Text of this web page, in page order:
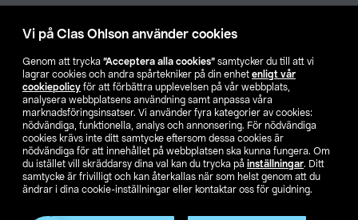
Vi på Clas Ohlson använder cookies
Genom att trycka ”Acceptera alla cookies” samtycker du till att vi
lagrar cookies och andra spårtekniker på din enhet enligt vår
cookiepolicy för att förbättra upplevelsen på vår webbplats,
analysera webbplatsens användning samt anpassa våra
marknadsföringsinsatser. Vi använder fyra kategorier av cookies:
nödvändiga, funktionella, analys och annonsering. För nödvändiga
cookies krävs inte ditt samtycke eftersom dessa cookies är
nödvändiga för att innehållet på webbplatsen ska kunna fungera. Om
du istället vill skräddarsy dina val kan du trycka på inställningar. Ditt
samtycke är frivilligt och kan återkallas när som helst genom att du
ändrar i dina cookie-inställningar eller kontaktar oss för guidning.
Hitta butik
SE NO FI